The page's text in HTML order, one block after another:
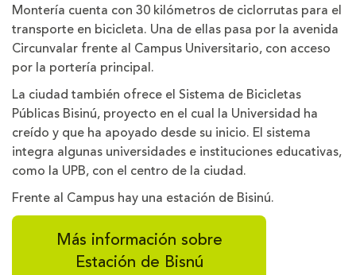
Montería cuenta con 30 kilómetros de ciclorrutas para el
transporte en bicicleta. Una de ellas pasa por la avenida
Circunvalar frente al Campus Universitario, con acceso
por la portería principal.
La ciudad también ofrece el Sistema de Bicicletas
Públicas Bisinú, proyecto en el cual la Universidad ha
creído y que ha apoyado desde su inicio. El sistema
integra algunas universidades e instituciones educativas,
como la UPB, con el centro de la ciudad.
Frente al Campus hay una estación de Bisinú.
Más información sobre
Estación de Bisnú